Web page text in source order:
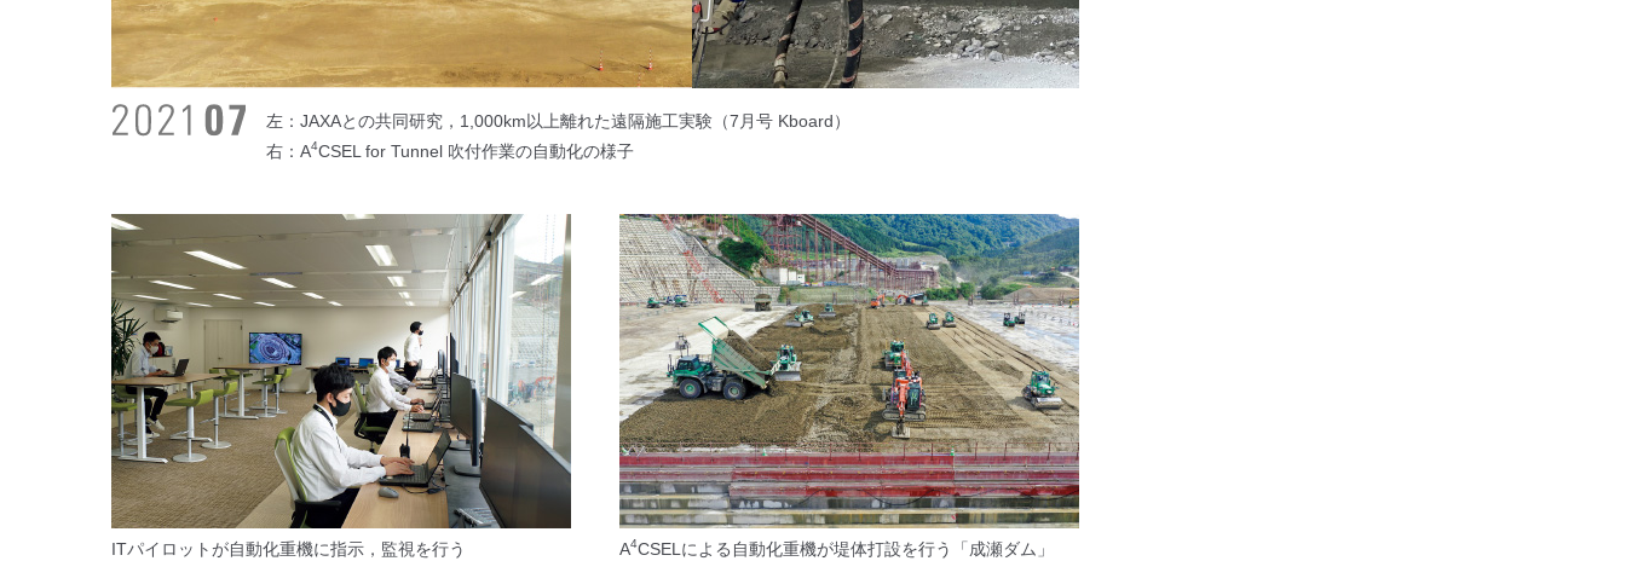
左：JAXAとの共同研究，1,000km以上離れた遠隔施工実験（7月号 Kboard）
右：A4CSEL for Tunnel 吹付作業の自動化の様子
ITパイロットが自動化重機に指示，監視を行う
A4CSELによる自動化重機が堤体打設を行う 「成瀬ダム」